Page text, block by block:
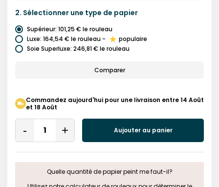
2. Sélectionner une type de papier
Supérieur: 101,25 € le rouleau
Luxe: 164,54 € le rouleau -
populaire
Soie Superluxe: 246,81 € le rouleau
Comparer
Commandez aujourd'hui pour une livraison entre 14 Août
et 18 Août
Quantity
Remove
One
Add
One
Aujouter au panier
Quelle quantité de papier peint me faut-il?